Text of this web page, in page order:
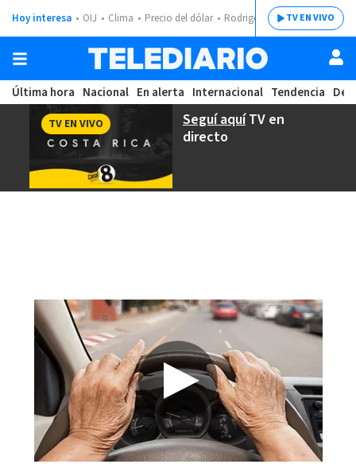
Hoy interesa OIJ Clima Precio del dólar Rodrigo ChavesTV EN VIVO
Última hora Nacional En alerta Internacional Tendencia
Seguí aquíTV en
directo
TV EN VIVO